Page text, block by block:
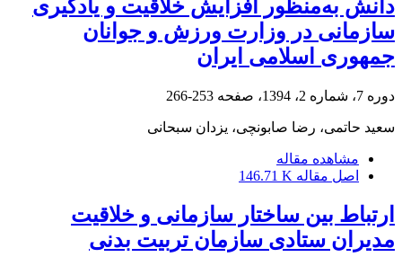
دانش به‌منظور افزایش خلاقیت و یادگیری
سازمانی در وزارت ورزش و جوانان
جمهوری اسلامی ایران
دوره 7، شماره 2، 1394، صفحه 253-266
سعید حاتمی، رضا صابونچی، یزدان سبحانی
مشاهده مقاله
اصل مقاله 146.71 K
ارتباط بین ساختار سازمانی و خلاقیت
مدیران ستادی سازمان تربیت بدنی